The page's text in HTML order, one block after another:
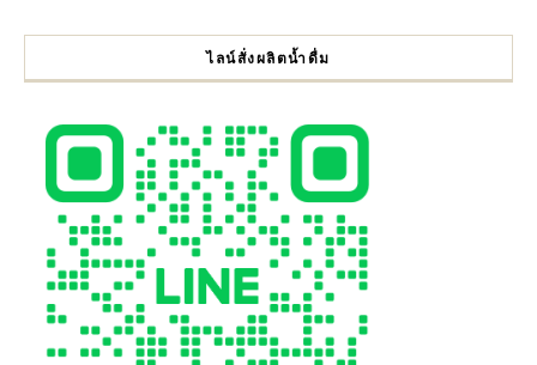
ไลน์สั่งผลิตน้ำดื่ม